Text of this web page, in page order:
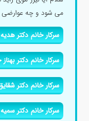
می شود و چه عوارضی
سرکار خانم دکتر
سرکار خانم دکتر
سرکار خانم دکتر
سرکار خانم دکتر